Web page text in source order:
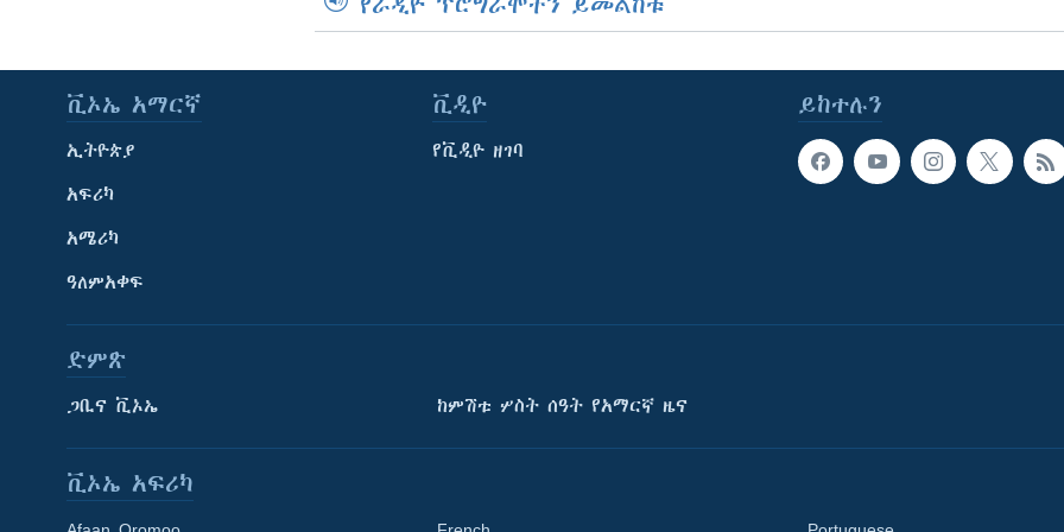
ይከተሉን
ቪኦኤ አማርኛ
ኢትዮጵያ
አፍሪካ
አሜሪካ
ዓለምአቀፍ
ቪዲዮ
የቪዲዮ ዘገባ
ድምጽ
ጋቢና ቪኦኤ ከምሽቱ ሦስት ሰዓት የአማርኛ ዜና
ቪኦኤ አፍሪካ